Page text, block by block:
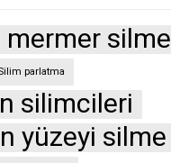
mermer silme
parlatma
silimcileri
yüzeyi silme